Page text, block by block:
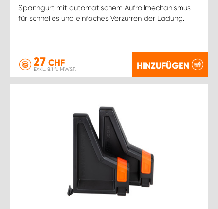
Spanngurt mit automatischem Aufrollmechanismus
für schnelles und einfaches Verzurren der Ladung.
27 CHF
EXKL. 8.1 % MWST. HINZUFÜGEN